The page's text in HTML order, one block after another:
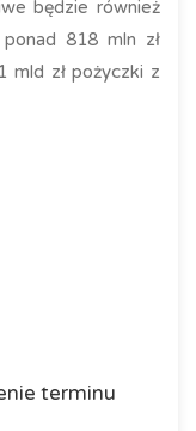
będzie również
818 mln zł
mld zł pożyczki z
terminu